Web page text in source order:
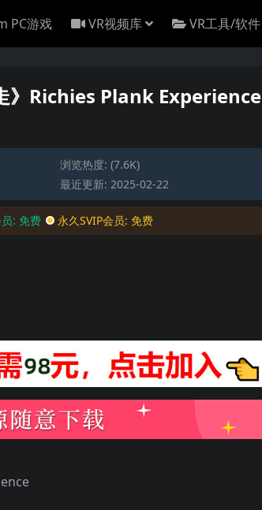
PC游戏 VR视频库 VR工具/软件
》Richies Plank Experience
浏览热度: (7.6K)
最近更新: 2025-02-22
: 免费 永久SVIP会员: 免费